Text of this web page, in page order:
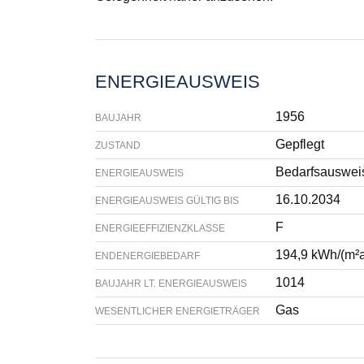
ENERGIEAUSWEIS
BAUJAHR 1956
ZUSTAND Gepflegt
ENERGIEAUSWEIS
ENERGIEAUSWEIS GÜLTIG BIS 16.10.2034
ENERGIEEFFIZIENZKLASSE F
ENDENERGIEBEDARF 194,9 kWh/
BAUJAHR LT. ENERGIEAUSWEIS 1014
WESENTLICHER ENERGIETRÄGER Gas